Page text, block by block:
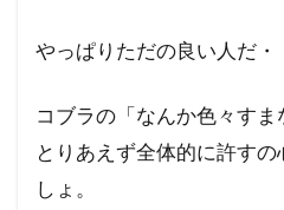
やっぱりただの良い人だ・
コブラの「なんか色々す
とりあえず全体的に許す
しょ。